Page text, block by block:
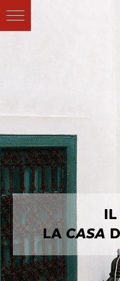
LA CASA